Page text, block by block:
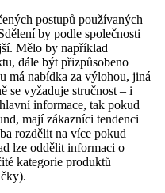
postupů používaných
by podle společnosti
Mělo by například
dále být přizpůsobeno
má nabídka za výlohou, jiná
se vyžaduje stručnost – i
informace, tak pokud
mají zákazníci tendenci
rozdělit na více pokud
lze oddělit informaci o
kategorie produktů